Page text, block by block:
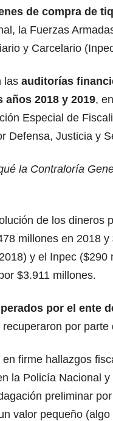
de compra de
la Fuerzas
y Carcelario
las auditorías
años 2018 y 2019,
Especial de
Defensa, Justicia y
la Contraloría
de los dineros
millones en 2018
y el Inpec
$3.911 millones.
por el ente
por
firme hallazgos
la Policía Nacional
preliminar
valor pequeño